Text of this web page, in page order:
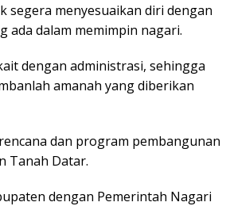
segera menyesuaikan diri dengan
ada dalam memimpin nagari.
dengan administrasi, sehingga
amanah yang diberikan
dan program pembangunan
Tanah Datar.
dengan Pemerintah Nagari